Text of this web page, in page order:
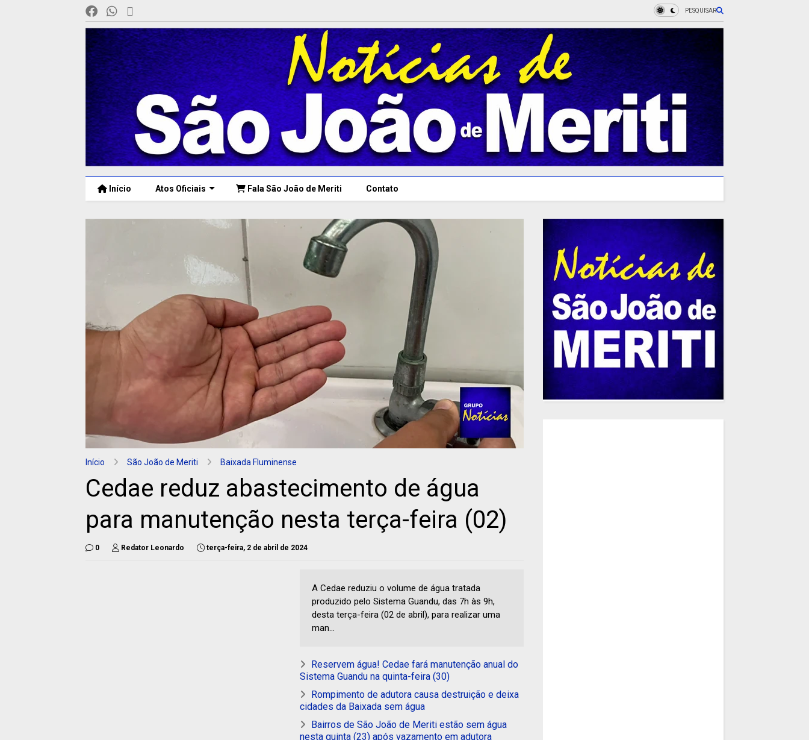
PESQUISAR
Início Atos Oficiais Fala São João de Meriti Contato
Início São João de Meriti Baixada Fluminense
Cedae reduz abastecimento de água
para manutenção nesta terça-feira (02)
0 Redator Leonardo terça-feira, 2 de abril de 2024
A Cedae reduziu o volume de água tratada
produzido pelo Sistema Guandu, das 7h às 9h,
desta terça-feira (02 de abril), para realizar uma
man...
Reservem água! Cedae fará manutenção anual do
Sistema Guandu na quinta-feira (30)
Rompimento de adutora causa destruição e deixa
cidades da Baixada sem água
Bairros de São João de Meriti estão sem água
nesta quinta (23) após vazamento em adutora